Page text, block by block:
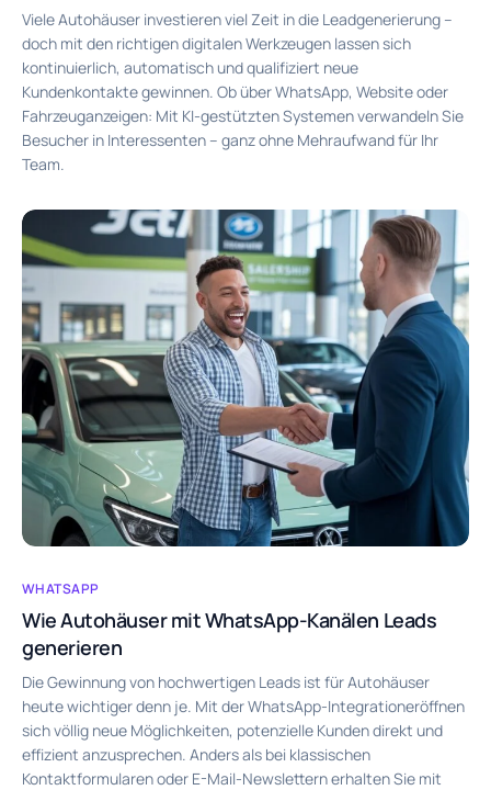
Viele Autohäuser investieren viel Zeit in die Leadgenerierung –
doch mit den richtigen digitalen Werkzeugen lassen sich
kontinuierlich, automatisch und qualifiziert neue
Kundenkontakte gewinnen. Ob über WhatsApp, Website oder
Fahrzeuganzeigen: Mit KI-gestützten Systemen verwandeln Sie
Besucher in Interessenten – ganz ohne Mehraufwand für Ihr
Team.
WHATSAPP
Wie Autohäuser mit WhatsApp-Kanälen Leads
generieren
Die Gewinnung von hochwertigen Leads ist für Autohäuser
heute wichtiger denn je. Mit der WhatsApp-Integrationeröffnen
sich völlig neue Möglichkeiten, potenzielle Kunden direkt und
effizient anzusprechen. Anders als bei klassischen
Kontaktformularen oder E-Mail-Newslettern erhalten Sie mit